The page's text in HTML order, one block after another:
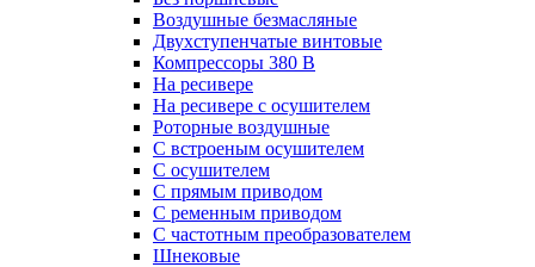
Воздушные безмасляные
Двухступенчатые винтовые
Компрессоры 380 В
На ресивере
На ресивере с осушителем
Роторные воздушные
С встроеным осушителем
С осушителем
С прямым приводом
С ременным приводом
С частотным преобразователем
Шнековые